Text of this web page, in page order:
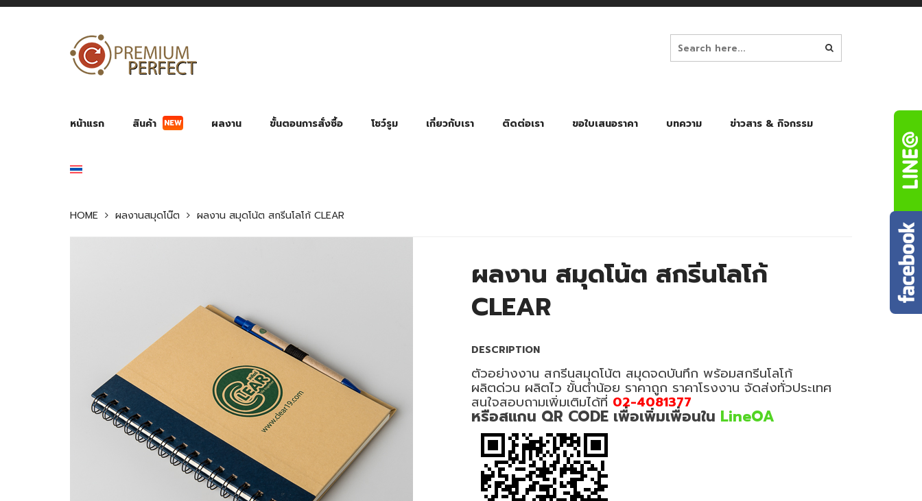
หน้าแรก สินค้า NEW ผลงาน ขั้นตอนการสั่งซื้อ โชว์รูม เกี่ยวกับเรา ติดต่อเรา ขอใบเสนอราคา บทความ ข่าวสาร & กิจกรรม
HOME ผลงานสมุดโน๊ต ผลงาน สมุดโน้ต สกรีนโลโก้ CLEAR
ผลงาน สมุดโน้ต สกรีนโลโก้
CLEAR
DESCRIPTION
ตัวอย่างงาน สกรีนสมุดโน้ต สมุดจดบันทึก พร้อมสกรีนโลโก้
ผลิตด่วน ผลิตไว ขั้นต่ำน้อย ราคาถูก ราคาโรงงาน จัดส่งทั่วประเทศ
สนใจสอบถามเพิ่มเติมได้ที่ 02-4081377
หรือสแกน QR CODE เพื่อเพิ่มเพื่อนใน LineOA